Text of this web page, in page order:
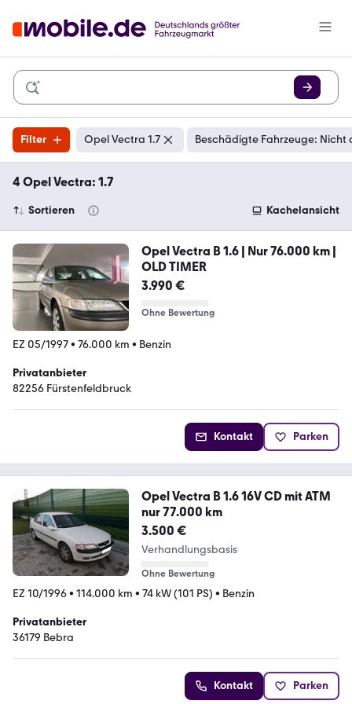
Filter Opel Vectra 1.7 Beschädigte Fahrzeuge: Nicht
4 Opel Vectra: 1.7
Sortieren Kachelansicht
Opel Vectra B 1.6 | Nur 76.000 km |
OLD TIMER
3.990 €
Ohne Bewertung
EZ 05/1997• 76.000 km • Benzin
Privatanbieter
82256 Fürstenfeldbruck
Kontakt Parken
Opel Vectra B 1.6 16V CD mit ATM
nur 77.000 km
3.500 €
Verhandlungsbasis
Ohne Bewertung
EZ 10/1996• 114.000 km • 74 kW (101 PS) • Benzin
Privatanbieter
36179 Bebra
Kontakt Parken